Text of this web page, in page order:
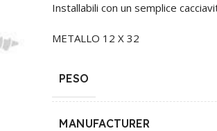
Installabili con un semplice
METALLO 12 X 32
PESO
MANUFACTURER